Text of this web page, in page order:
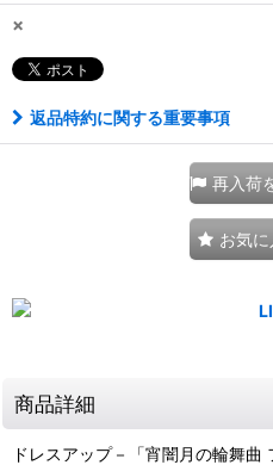
×
返品特約に関する重要事項
再入荷
お気
商品詳細
ドレスアップ－「宵闇月の輪舞曲